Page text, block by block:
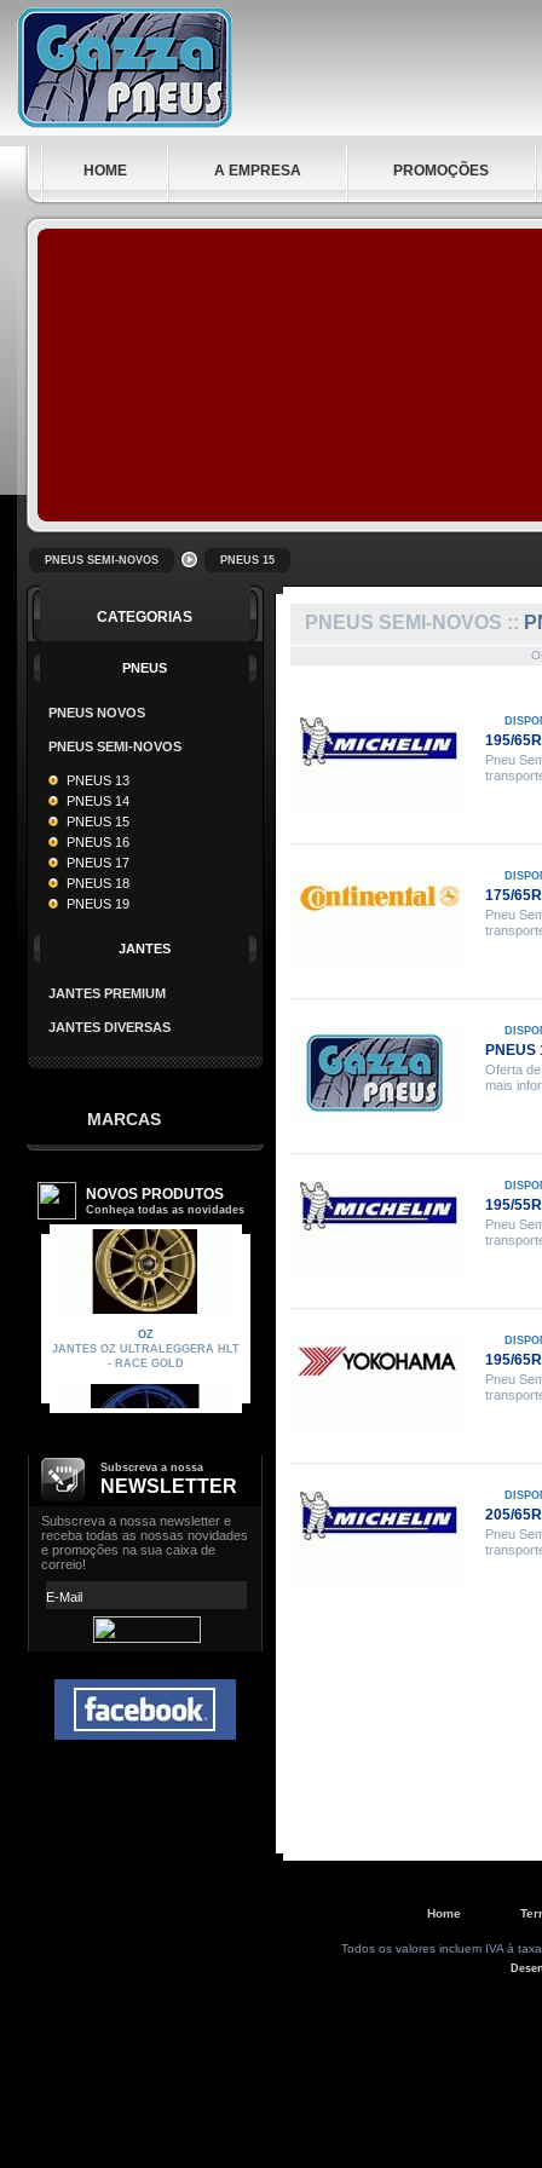
HOME A EMPRESA PROMOÇÕES
PNEUS SEMI-NOVOS PNEUS 15
CATEGORIAS
PNEUS
PNEUS NOVOS
PNEUS SEMI-NOVOS
PNEUS 13
PNEUS 14
PNEUS 15
PNEUS 16
PNEUS 17
PNEUS 18
PNEUS 19
JANTES
JANTES PREMIUM
JANTES DIVERSAS
MARCAS
Subscreva a nossa
NEWSLETTER
PNEUS SEMI-NOVOS ::
195/
Pneu
175/
Pneu
PNEUS
Oferta
mais
195/
Pneu
195/
Pneu
205/
Pneu
Home
Todos os valores incluem IVA à